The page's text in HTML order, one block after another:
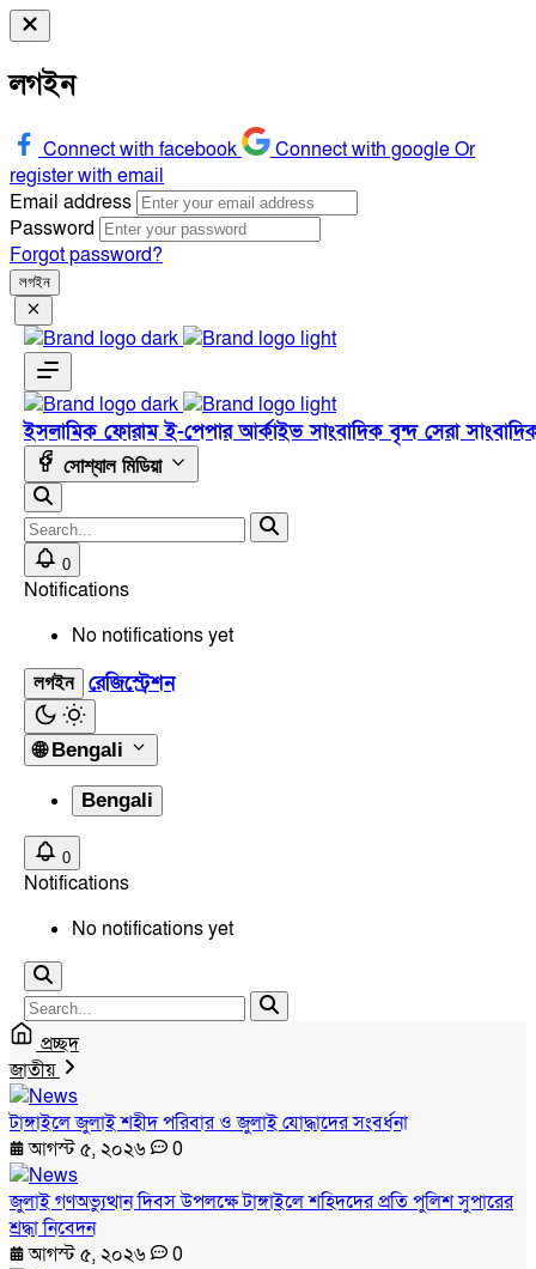
লগইন
Connect with facebook Connect with googleOr
register with email
Email address
Password
Forgot password?
লগইন
ইসলামিক ফোরামই-পেপারআর্কাইভসাংবাদিক বৃন্দসেরা
সোশ্যাল মিডিয়া
0
Notifications
No notifications yet
লগইন রেজিস্ট্রেশন
🌐 Bengali
Bengali
0
Notifications
No notifications yet
প্রচ্ছদ
জাতীয়
টাঙ্গাইলে জুলাই শহীদ পরিবার ও জুলাই যোদ্ধাদের সংবর্ধনা
আগস্ট ৫, ২০২৬
0
জুলাই গণঅভ্যুত্থান দিবস উপলক্ষে টাঙ্গাইলে শহিদদের প্রতি পুলিশ সুপারের
শ্রদ্ধা নিবেদন
আগস্ট ৫, ২০২৬
0